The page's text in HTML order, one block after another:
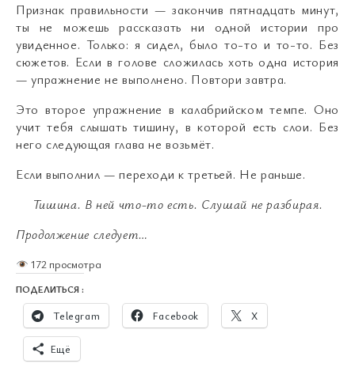
Признак правильности — закончив пятнадцать минут,
ты не можешь рассказать ни одной истории про
увиденное. Только: я сидел, было то-то и то-то. Без
сюжетов. Если в голове сложилась хоть одна история
— упражнение не выполнено. Повтори завтра.
Это второе упражнение в калабрийском темпе. Оно
учит тебя слышать тишину, в которой есть слои. Без
него следующая глава не возьмёт.
Если выполнил — переходи к третьей. Не раньше.
Тишина. В ней что-то есть. Слушай не разбирая.
Продолжение следует…
172 просмотра
ПОДЕЛИТЬСЯ :
Telegram Facebook X
Ещё